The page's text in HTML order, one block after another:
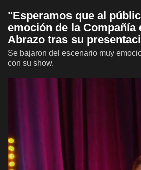
"Esperamos que al
emoción de la Compañía
Abrazo tras su
Se bajaron del escenario muy
con su show.